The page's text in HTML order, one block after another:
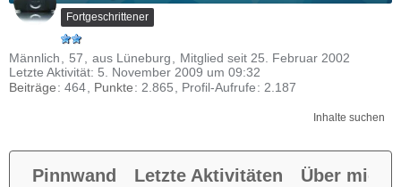
Fortgeschrittener
Männlich 57 aus Lüneburg
Mitglied seit 25. Februar 2002
Letzte Aktivität: 5. November 2009 um 09:32
Beiträge
464 Punkte 2.865 Profil-Aufrufe 2.187
Inhalte suchen
Pinnwand Letzte Aktivitäten Über mich